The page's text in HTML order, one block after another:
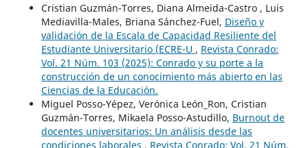
Cristian Guzmán-Torres, Diana Almeida-Castro , Luis
Mediavilla-Males, Briana Sánchez-Fuel, Diseño y
validación de la Escala de Capacidad Resiliente del
Estudiante Universitario (ECRE-U , Revista Conrado:
Vol. 21 Núm. 103 (2025): Conrado y su porte a la
construcción de un conocimiento más abierto en las
Ciencias de la Educación.
Miguel Posso-Yépez, Verónica León_Ron, Cristian
Guzmán-Torres, Mikaela Posso-Astudillo, Burnout de
docentes universitarios: Un análisis desde las
condiciones laborales , Revista Conrado: Vol. 21 Núm.